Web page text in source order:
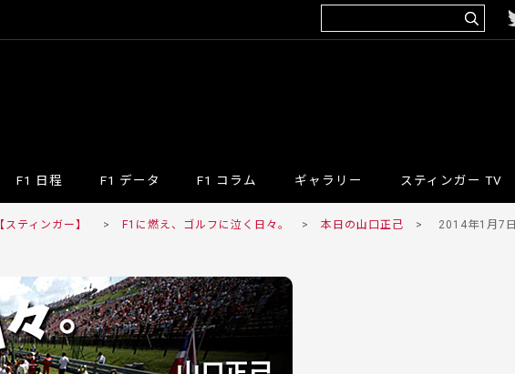
F1 日程 F1 データ F1 コラム ギャラリー スティンガー TV
ティンガー】 > F1に燃え、ゴルフに泣く日々。 > 本日の山口正己 > 2014年1月7日